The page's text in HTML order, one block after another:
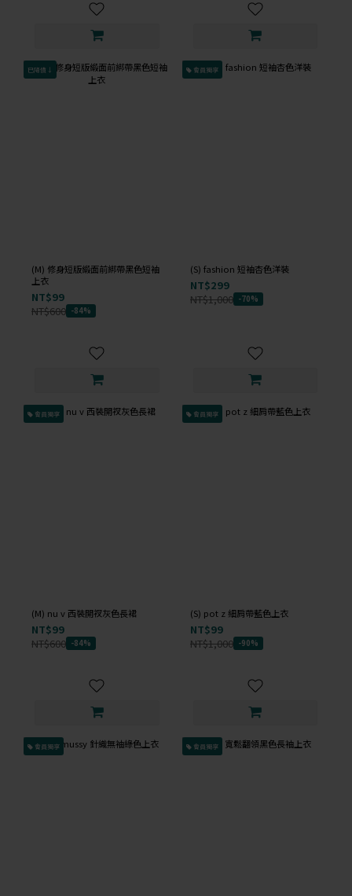
已降價↓
(M) 修身短版緞面前綁帶黑色短袖
上衣
NT$99
NT$600 -84%
會員獨享
(S) fashion 短袖杏色洋裝
NT$299
NT$1,000 -70%
會員獨享
(M) nu v 西裝開衩灰色長裙
NT$99
NT$600 -84%
會員獨享
(S) pot z 細肩帶藍色上衣
NT$99
NT$1,000 -90%
會員獨享 會員獨享